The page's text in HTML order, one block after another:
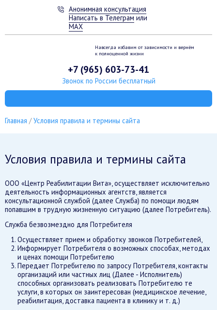
Анонимная консультация
Написать в Телеграм или
MAX
Навсегда избавим от зависимости и вернём
к полноценной жизни
+7 (965) 603-73-41
Звонок по России бесплатный
Главная Условия правила и термины сайта
Условия правила и термины сайта
ООО «Центр Реабилитации Вита», осуществляет исключительно
деятельность информационных агентств, является
консультационной службой (далее Служба) по помощи людям
попавшим в трудную жизненную ситуацию (далее Потребитель).
Служба безвозмездно для Потребителя
Осуществляет прием и обработку звонков Потребителей,
Информирует Потребителя о возможных способах, методах
и ценах помощи Потребителю
Передает Потребителю по запросу Потребителя, контакты
организаций или частных лиц (Далее - Исполнитель)
способных организовать реализовать Потребителю те
услуги, в которых он заинтересован (медицинское лечение,
реабилитация, доставка пациента в клинику и т. д.)